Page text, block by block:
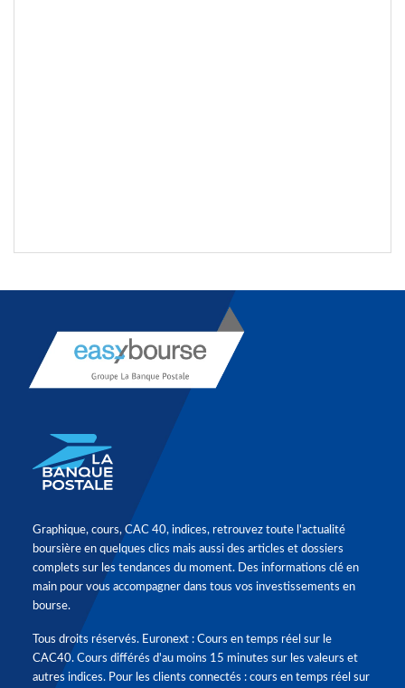
Graphique, cours, CAC 40, indices, retrouvez toute l'actualité
boursière en quelques clics mais aussi des articles et dossiers
complets sur les tendances du moment. Des informations clé en
main pour vous accompagner dans tous vos investissements en
bourse.
Tous droits réservés. Euronext : Cours en temps réel sur le
CAC40. Cours différés d'au moins 15 minutes sur les valeurs et
autres indices. Pour les clients connectés : cours en temps réel sur